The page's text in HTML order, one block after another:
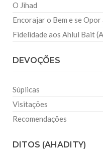
O Jihad
Encorajar o Bem e se
Fidelidade aos Ahlul Bait
DEVOÇÕES
Súplicas
Visitações
Recomendações
DITOS (AHADITY)